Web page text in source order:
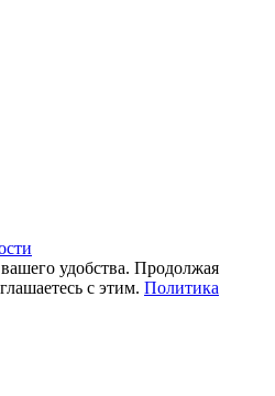
удобства. Продолжая
с этим. Политика